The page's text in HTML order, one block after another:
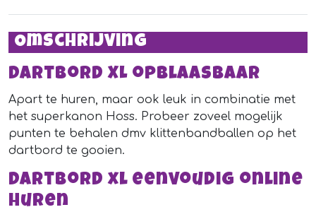
Omschrijving
Dartbord XL opblaasbaar
Apart te huren, maar ook leuk in combinatie met
het superkanon Hoss. Probeer zoveel mogelijk
punten te behalen dmv klittenbandballen op het
dartbord te gooien.
Dartbord xl eenvoudig online
huren